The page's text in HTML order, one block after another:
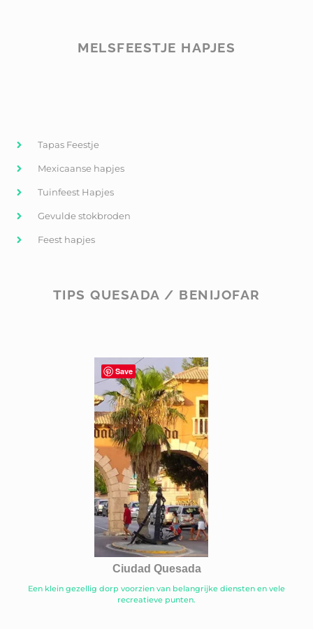
MELSFEESTJE HAPJES
Tapas Feestje
Mexicaanse hapjes
Tuinfeest Hapjes
Gevulde stokbroden
Feest hapjes
TIPS QUESADA / BENIJOFAR
Ciudad Quesada
Een klein gezellig dorp voorzien van belangrijke diensten en vele
recreatieve punten.
Save